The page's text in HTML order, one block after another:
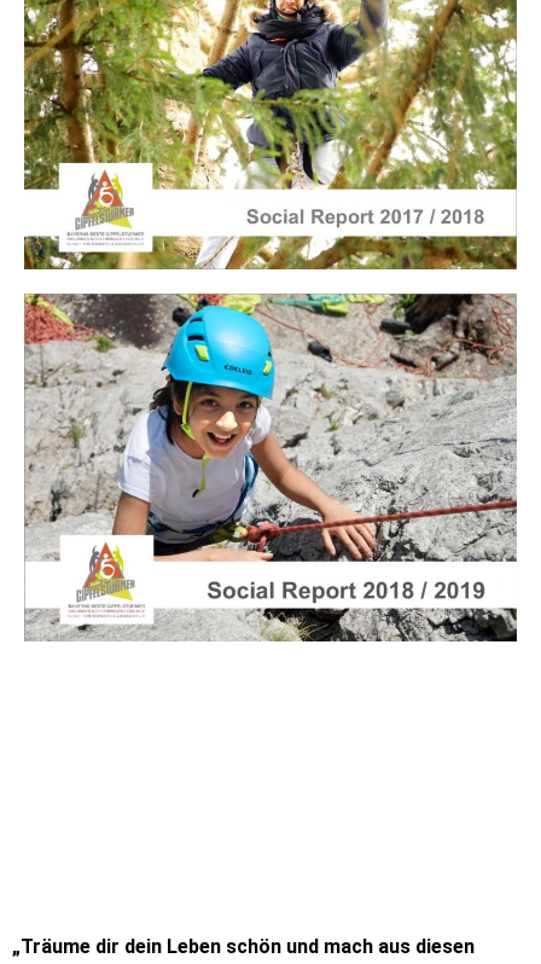
„Träume dir dein Leben schön und mach aus diesen